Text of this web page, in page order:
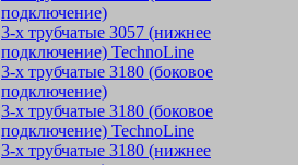
подключение)
3-х трубчатые 3057 (нижнее
подключение) TechnoLine
3-х трубчатые 3180 (боковое
подключение)
3-х трубчатые 3180 (боковое
подключение) TechnoLine
3-х трубчатые 3180 (нижнее